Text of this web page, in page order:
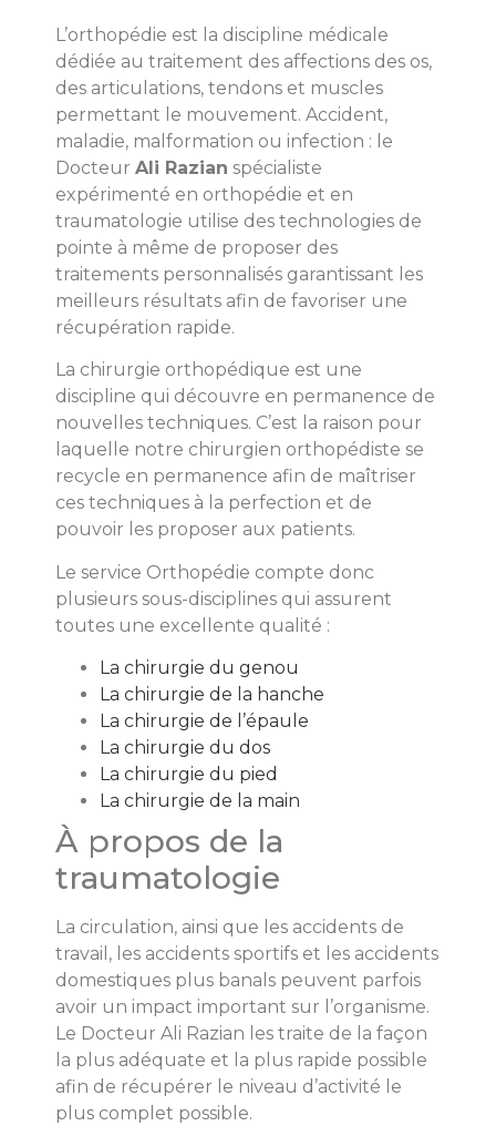
L’orthopédie est la discipline médicale
dédiée au traitement des affections des os,
des articulations, tendons et muscles
permettant le mouvement. Accident,
maladie, malformation ou infection : le
Docteur Ali Razian spécialiste
expérimenté en orthopédie et en
traumatologie utilise des technologies de
pointe à même de proposer des
traitements personnalisés garantissant les
meilleurs résultats afin de favoriser une
récupération rapide.
La chirurgie orthopédique est une
discipline qui découvre en permanence de
nouvelles techniques. C’est la raison pour
laquelle notre chirurgien orthopédiste se
recycle en permanence afin de maîtriser
ces techniques à la perfection et de
pouvoir les proposer aux patients.
Le service Orthopédie compte donc
plusieurs sous-disciplines qui assurent
toutes une excellente qualité :
La chirurgie du genou
La chirurgie de la hanche
La chirurgie de l’épaule
La chirurgie du dos
La chirurgie du pied
La chirurgie de la main
À propos de la
traumatologie
La circulation, ainsi que les accidents de
travail, les accidents sportifs et les accidents
domestiques plus banals peuvent parfois
avoir un impact important sur l’organisme.
Le Docteur Ali Razian les traite de la façon
la plus adéquate et la plus rapide possible
afin de récupérer le niveau d’activité le
plus complet possible.